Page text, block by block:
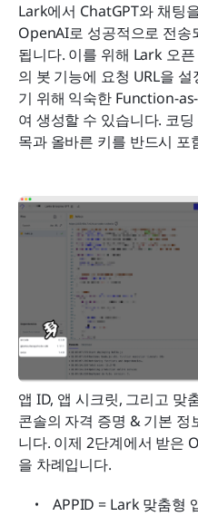
Lark에서 ChatGPT와 채팅
OpenAI로 성공적으로 전송
됩니다. 이를 위해 Lark 오
의 봇 기능에 요청 URL을
기 위해 익숙한 Function-
여 생성할 수 있습니다. 코
목과 올바른 키를 반드시 포
앱 ID, 앱 시크릿, 그리고 맞
콘솔의 자격 증명 & 기본 정
니다. 이제 2단계에서 받은
을 차례입니다.
APPID = Lark 맞춤형